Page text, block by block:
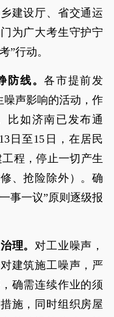
建设厅、省交通运
为广大考生守护宁
”行动。
防线。各市提前发
噪声影响的活动，作
比如济南已发布通
日至15日，在居民
程，停止一切产生
、抢险除外）。确
事一议”原则逐级报
理。对工业噪声，
建筑施工噪声，严
确需连续作业的须
施，同时组织房屋